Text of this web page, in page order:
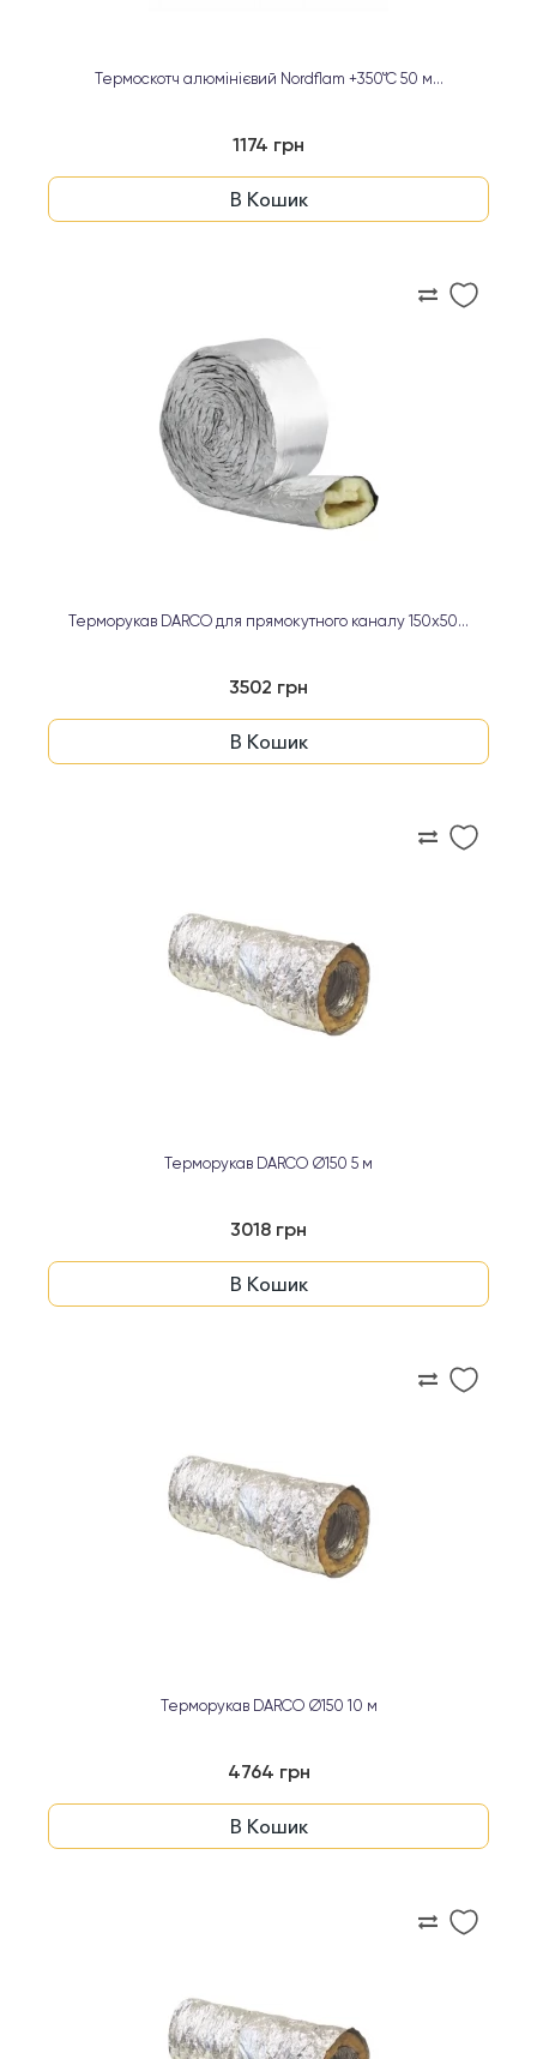
Термоскотч алюмінієвий Nordflam +350°C 50 м...
1174 грн
В Кошик
Терморукав DARCO для прямокутного каналу 150х50...
3502 грн
В Кошик
Терморукав DARCO Ø150 5 м
3018 грн
В Кошик
Терморукав DARCO Ø150 10 м
4764 грн
В Кошик